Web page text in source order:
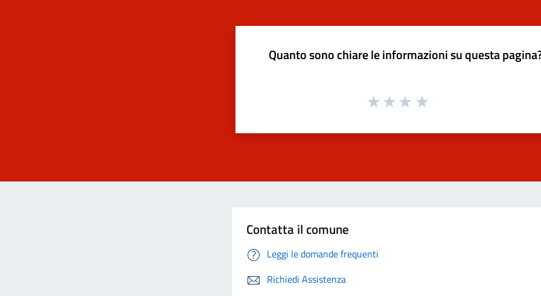
Quanto sono chiare le informazioni su questa
Contatta il comune
Leggi le domande frequenti
Richiedi Assistenza